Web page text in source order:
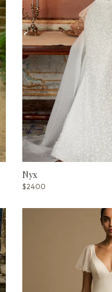
Nyx
$2400